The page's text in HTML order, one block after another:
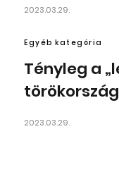
2023.03.29.
Egyéb kategória
Tényleg a
2023.03.29.